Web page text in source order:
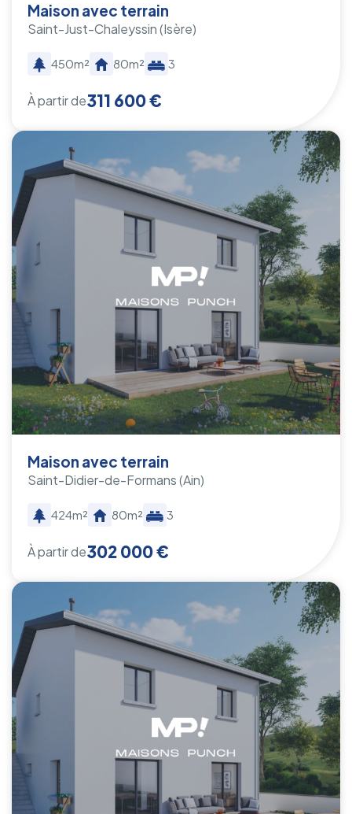
Maison avec terrain
Saint-Just-Chaleyssin(Isère)
450m² 80m² 3
À partir de311 600 €
Maison avec terrain
Saint-Didier-de-Formans(Ain)
424m² 80m² 3
À partir de302 000 €